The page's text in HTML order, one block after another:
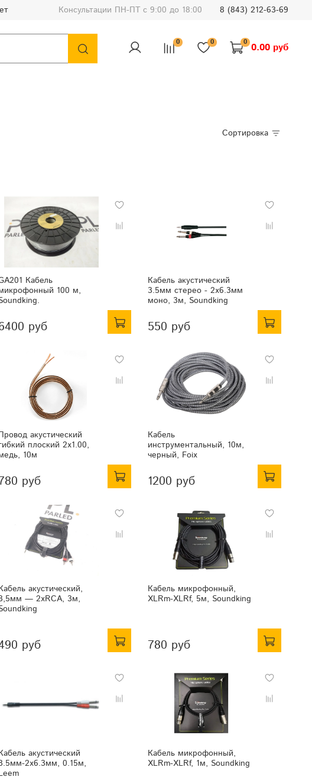
Консультации ПН-ПТ с 9:00 до 18:00 8 (843) 212-63-69
0 0 0 0.00 руб
Сортировка
Кабель
100 м,
руб
Кабель акустический
3.5мм стерео - 2х6.3мм
моно, 3м, Soundking
550 руб
акустический
плоский 2х1.00,
10м
руб
Кабель
инструментальный, 10м,
черный, Foix
1200 руб
акустический,
— 2хRCA, 3м,
руб
Кабель микрофонный,
XLRm-XLRf, 5м, Soundking
780 руб
акустический
2х6.3мм, 0.15м,
Кабель микрофонный,
XLRm-XLRf, 1м, Soundking